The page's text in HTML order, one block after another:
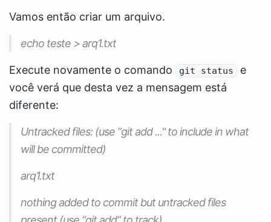
Vamos então criar um arquivo.
echo teste > arq1.txt
Execute novamente o comando git status
e
você verá que desta vez a mensagem está
diferente:
Untracked files: (use “git add..." to include in what
will be committed)
arq1.txt
nothing added to commit but untracked files